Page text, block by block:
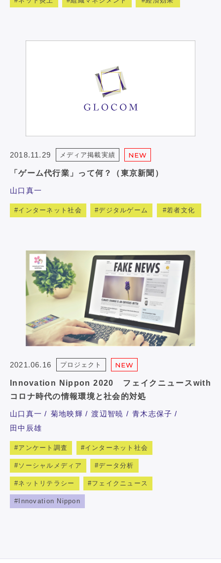
2018.11.29 メディア掲載実績 NEW
「ゲーム代行業」って何？（東京新聞）
山口真一
インターネット社会 デジタルゲーム 若者文化
2021.06.16 プロジェクト NEW
Innovation Nippon 2020 フェイクニュースwith
コロナ時代の情報環境と社会的対処
山口真一 菊地映輝 渡辺智暁
青木志保子
田中辰雄
アンケート調査 インターネット社会
ソーシャルメディア データ分析
ネットリテラシー フェイクニュース
Innovation Nippon